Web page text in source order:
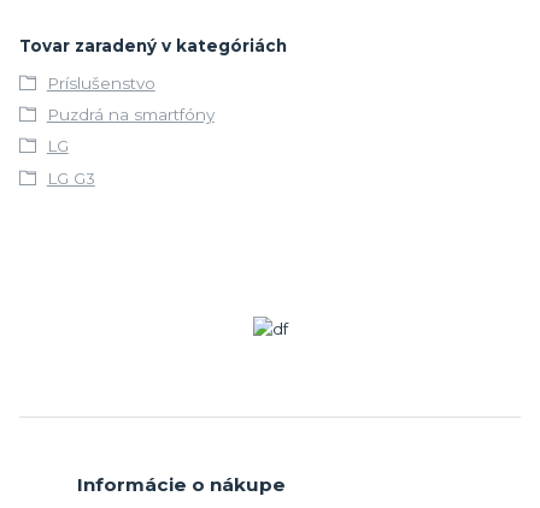
Tovar zaradený v kategóriách
Príslušenstvo
Puzdrá na smartfóny
LG
LG G3
Informácie o nákupe